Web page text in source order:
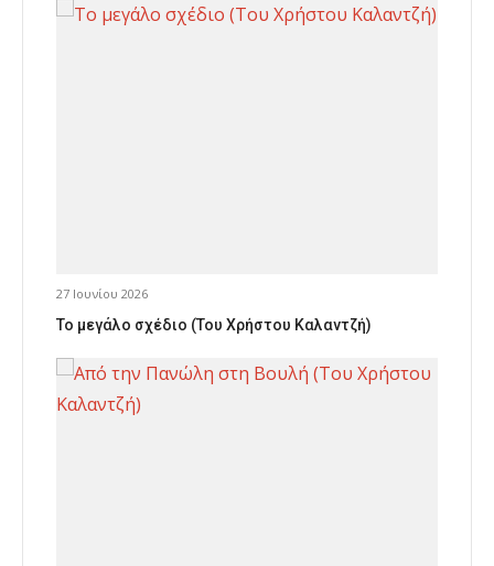
27 Ιουνίου 2026
Το μεγάλο σχέδιο (Του Χρήστου Καλαντζή)